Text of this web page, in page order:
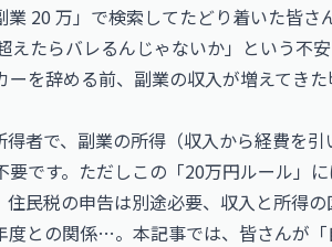
20 万」で検索してたどり着いた皆さ
えたらバレるんじゃないか」という不
を辞める前、副業の収入が増えてき
者で、副業の所得（収入から経費を
です。ただしこの「20万円ルール」
民税の申告は別途必要、収入と所得
度との関係…。本記事では、皆さんが